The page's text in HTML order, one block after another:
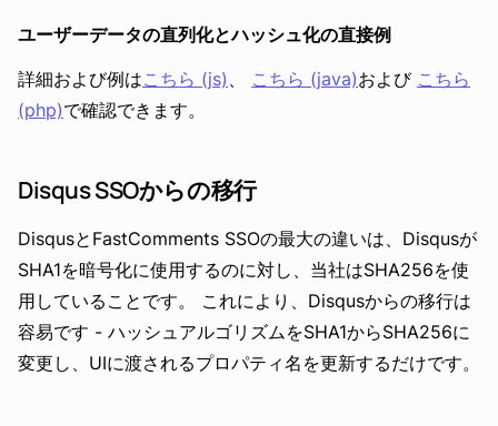
ユーザーデータの直列化とハッシュ化の直接例
詳細および例はこちら (js) 、 こちら (java)および こちら
(php)で確認できます。
Disqus SSOからの移行
DisqusとFastComments SSOの最大の違いは、Disqusが
SHA1を暗号化に使用するのに対し、当社はSHA256を使
用していることです。 これにより、Disqusからの移行は
容易です - ハッシュアルゴリズムをSHA1からSHA256に
変更し、UIに渡されるプロパティ名を更新するだけです。